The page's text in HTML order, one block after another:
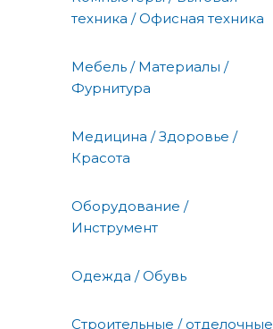
техника / Офисная техника
Мебель / Материалы /
Фурнитура
Медицина / Здоровье /
Красота
Оборудование /
Инструмент
Одежда / Обувь
Строительные / отделочные